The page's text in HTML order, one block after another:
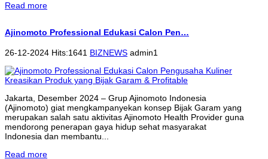
Read more
Ajinomoto Professional Edukasi Calon Pen…
26-12-2024 Hits:1641 BIZNEWS admin1
Jakarta, Desember 2024 – Grup Ajinomoto Indonesia
(Ajinomoto) giat mengkampanyekan konsep Bijak Garam yang
merupakan salah satu aktivitas Ajinomoto Health Provider guna
mendorong penerapan gaya hidup sehat masyarakat
Indonesia dan membantu...
Read more